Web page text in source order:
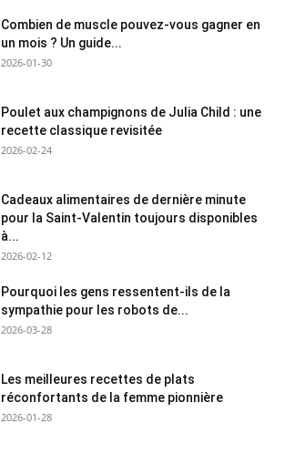
Combien de muscle pouvez-vous gagner en
un mois ? Un guide...
2026-01-30
Poulet aux champignons de Julia Child : une
recette classique revisitée
2026-02-24
Cadeaux alimentaires de dernière minute
pour la Saint-Valentin toujours disponibles
à...
2026-02-12
Pourquoi les gens ressentent-ils de la
sympathie pour les robots de...
2026-03-28
Les meilleures recettes de plats
réconfortants de la femme pionnière
2026-01-28